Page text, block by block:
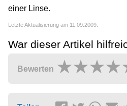
einer Linse.
Letzte Aktualisierung am 11.09.2009.
War dieser Artikel
Bewerten